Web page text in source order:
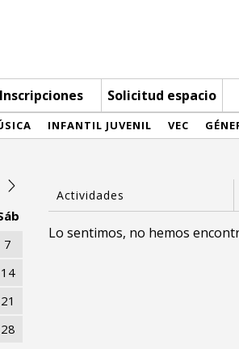
Inscripciones Solicitud espacio
INFANTIL JUVENIL VEC
7
14
21
28
Lo sentimos, no hemos